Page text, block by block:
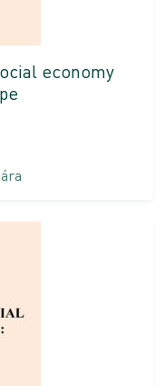
economy